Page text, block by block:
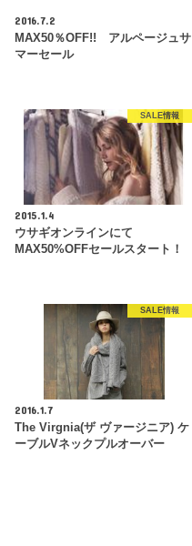
2016.7.2
MAX50％OFF!! アルページュサ
マーセール
SALE情報
2015.1.4
ウサギオンラインにて
MAX50%OFFセールスタート！
SALE情報
2016.1.7
The Virgnia(ザ ヴァージニア) ケ
ーブルVネックプルオーバー